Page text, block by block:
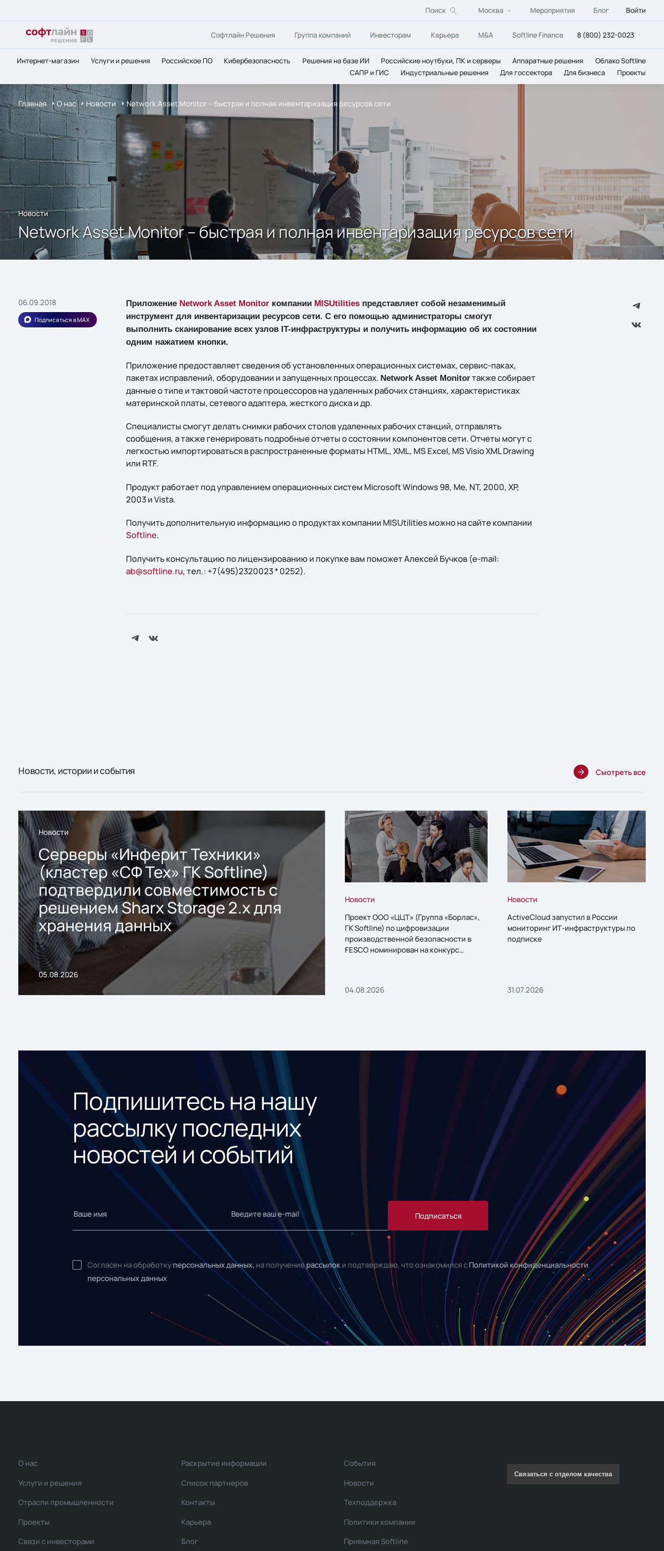
Поиск Москва Мероприятия Блог Войти
Софтлайн Решения Группа компаний Инвесторам Карьера M&A Softline Finance 8 (800) 232-0023
Интернет-магазин Услуги и решения Российское ПО Кибербезопасность Решения на базе ИИ Российские ноутбуки, ПК и серверы Аппаратные решения
Облако Softline
САПР и ГИС
Индустриальные решения Для госсектора Для бизнеса Проекты
Главная О нас Новости Network Asset Monitor – быстрая и полная инвентаризация ресурсов сети
Новости
Network Asset Monitor – быстрая и полная инвентаризация ресурсов сети
06.09.2018
Подписаться в MAX
Приложение Network Asset Monitorкомпании MISUtilitiesпредставляет собой незаменимый
инструмент для инвентаризации ресурсов сети. С его помощью администраторы смогут
выполнить сканирование всех узлов IT-инфраструктуры и получить информацию об их состоянии
одним нажатием кнопки.
Приложение предоставляет сведения об установленных операционных системах, сервис-паках,
пакетах исправлений, оборудовании и запущенных процессах. Network Asset Monitorтакже собирает
данные о типе и тактовой частоте процессоров на удаленных рабочих станциях, характеристиках
материнской платы, сетевого адаптера, жесткого диска и др.
Специалисты смогут делать снимки рабочих столов удаленных рабочих станций, отправлять
сообщения, а также генерировать подробные отчеты о состоянии компонентов сети. Отчеты могут с
легкостью импортироваться в распространенные форматы HTML, XML, MS Excel, MS Visio XML Drawing
или RTF.
Продукт работает под управлением операционных систем Microsoft Windows 98, Me, NT, 2000, XP,
2003 и Vista.
Получить дополнительную информацию о продуктах компании MISUtilities можно на сайте компании
Softline.
Получить конcультацию по лицензированию и покупке вам поможет Алексей Бучков (e-mail:
ab@softline.ru, тел.: +7(495)2320023 * 0252).
Новости, истории и события Смотреть все
Новости
Серверы «Инферит Техники»
(кластер «СФ Тех» ГК Softline)
подтвердили совместимость с
решением Sharx Storage 2.x для
хранения данных
05.08.2026
Новости
Проект ООО «ЦЦТ» (Группа «Борлас»,
ГК Softline) по цифровизации
производственной безопасности в
FESCO номинирован на конкурс
04.08.2026
Новости
ActiveCloud запустил в России
мониторинг ИТ-инфраструктуры по
подписке
31.07.2026
Подпишитесь на нашу
рассылку последних
новостей и событий
Подписаться
Согласен на обработку персональных данных, на получениерассылок и подтверждаю, что ознакомился с Политикой конфиденциальности
персональных данных
О нас
Услуги и решения
Отрасли промышленности
Проекты
Связи с инвесторами
Раскрытие информации
Список партнеров
Контакты
Карьера
Блог
События
Новости
Техподдержка
Политики компании
Приемная Softline
Связаться с отделом качества